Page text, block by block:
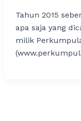
Tahun 2015
apa saja yang
milik